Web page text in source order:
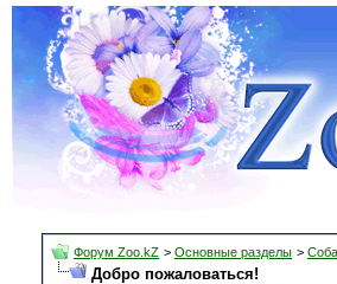
Форум Zoo.kZ > Основные разделы >
Добро пожаловаться!